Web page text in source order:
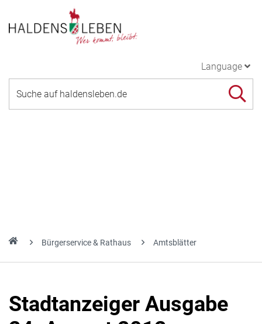
Language
Bürgerservice & Rathaus Amtsblätter
Stadtanzeiger Ausgabe